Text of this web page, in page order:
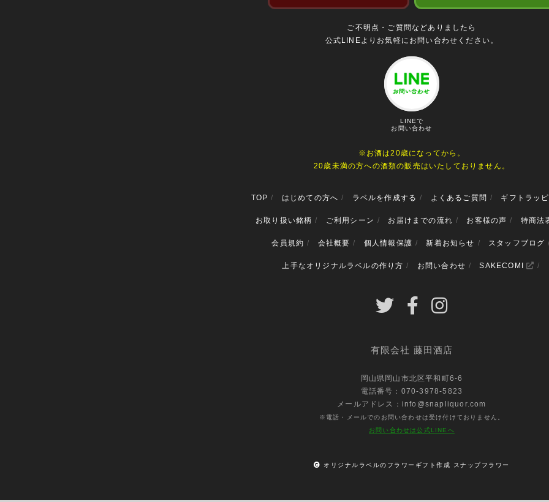
ご不明点・ご質問などありましたら
公式LINEよりお気軽にお問い合わせください。
LINEで
お問い合わせ
※お酒は20歳になってから。
20歳未満の方への酒類の販売はいたしておりません。
TOP はじめての方へ ラベルを作成する よくあるご質問 ギフトラッ
お取り扱い銘柄 ご利用シーン お届けまでの流れ お客様の声 特商法
会員規約 会社概要 個人情報保護 新着お知らせ スタッフブログ
上手なオリジナルラベルの作り方 お問い合わせ SAKECOMI
有限会社 藤田酒店
岡山県岡山市北区平和町6-6
電話番号：070-3978-5823
メールアドレス：info@snapliquor.com
※電話・メールでのお問い合わせは受け付けておりません。
お問い合わせは公式LINEへ
オリジナルラベルのフラワーギフト作成 スナップフラワー